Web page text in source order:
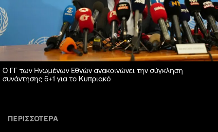
Ο ΓΓ των Ηνωμένων Εθνών ανακοινώνει την σύγκληση
συνάντησης 5+1 για το Κυπριακό
ΠΕΡΙΣΣΟΤΕΡΑ